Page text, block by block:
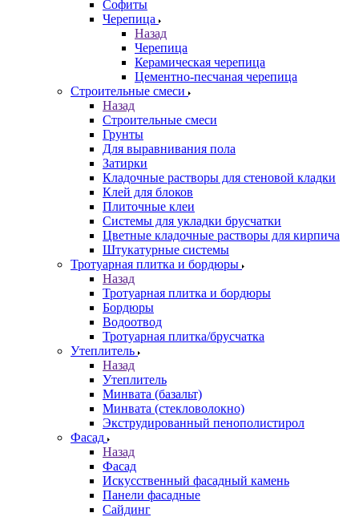
Софиты
Черепица
Назад
Черепица
Керамическая черепица
Цементно-песчаная черепица
Строительные смеси
Назад
Строительные смеси
Грунты
Для выравнивания пола
Затирки
Кладочные растворы для стеновой кладки
Клей для блоков
Плиточные клеи
Системы для укладки брусчатки
Цветные кладочные растворы для кирпича
Штукатурные системы
Тротуарная плитка и бордюры
Назад
Тротуарная плитка и бордюры
Бордюры
Водоотвод
Тротуарная плитка/брусчатка
Утеплитель
Назад
Утеплитель
Минвата (базальт)
Минвата (стекловолокно)
Экструдированный пенополистирол
Фасад
Назад
Фасад
Искусственный фасадный камень
Панели фасадные
Сайдинг